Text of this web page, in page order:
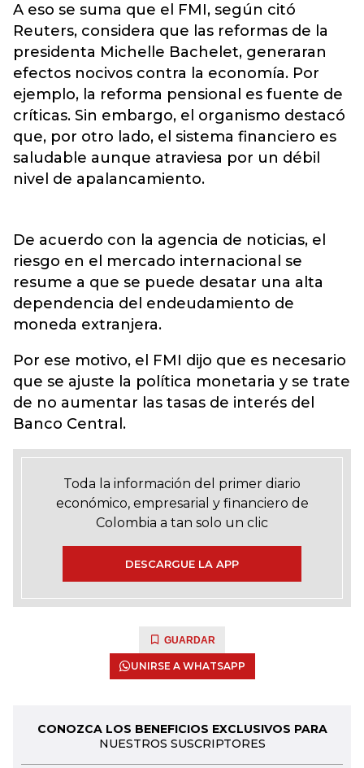
A eso se suma que el FMI, según citó
Reuters, considera que las reformas de la
presidenta Michelle Bachelet, generaran
efectos nocivos contra la economía. Por
ejemplo, la reforma pensional es fuente de
críticas. Sin embargo, el organismo destacó
que, por otro lado, el sistema financiero es
saludable aunque atraviesa por un débil
nivel de apalancamiento.
De acuerdo con la agencia de noticias, el
riesgo en el mercado internacional se
resume a que se puede desatar una alta
dependencia del endeudamiento de
moneda extranjera.
Por ese motivo, el FMI dijo que es necesario
que se ajuste la política monetaria y se trate
de no aumentar las tasas de interés del
Banco Central.
Toda la información del primer diario
económico, empresarial y financiero de
Colombia a tan solo un clic
DESCARGUE LA APP
GUARDAR
UNIRSE A WHATSAPP
CONOZCA LOS BENEFICIOS EXCLUSIVOS PARA
NUESTROS SUSCRIPTORES